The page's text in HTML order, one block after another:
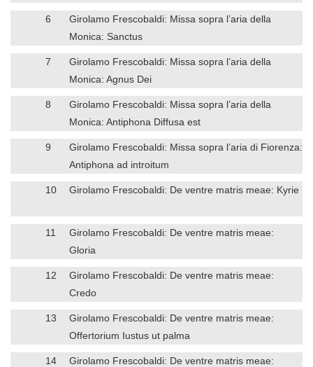
6
Girolamo Frescobaldi: Missa sopra l’aria della
Monica: Sanctus
7
Girolamo Frescobaldi: Missa sopra l’aria della
Monica: Agnus Dei
8
Girolamo Frescobaldi: Missa sopra l’aria della
Monica: Antiphona Diffusa est
9
Girolamo Frescobaldi: Missa sopra l’aria di Fiorenza:
Antiphona ad introitum
10 Girolamo Frescobaldi: De ventre matris meae: Kyrie
11
Girolamo Frescobaldi: De ventre matris meae:
Gloria
12
Girolamo Frescobaldi: De ventre matris meae:
Credo
13
Girolamo Frescobaldi: De ventre matris meae:
Offertorium Iustus ut palma
14
Girolamo Frescobaldi: De ventre matris meae: